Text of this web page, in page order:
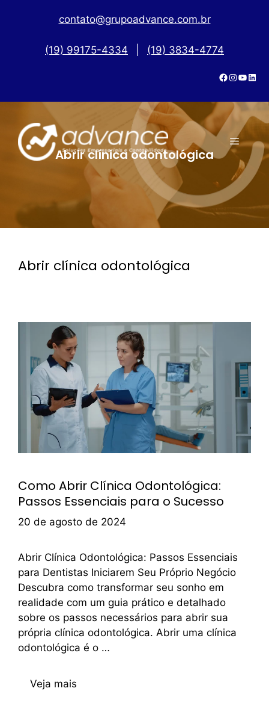
contato@grupoadvance.com.br
(19) 99175-4334 (19) 3834-4774
Abrir clínica odontológica
Abrir clínica odontológica
Como Abrir Clínica Odontológica:
Passos Essenciais para o Sucesso
20 de agosto de 2024
Abrir Clínica Odontológica: Passos Essenciais
para Dentistas Iniciarem Seu Próprio Negócio
Descubra como transformar seu sonho em
realidade com um guia prático e detalhado
sobre os passos necessários para abrir sua
própria clínica odontológica. Abrir uma clínica
odontológica é o …
Veja mais